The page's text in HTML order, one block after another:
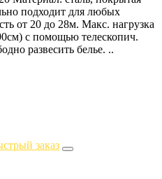
подходит для любых
от 20 до 28м. Макс. нагрузка
с помощью телескопич.
развесить белье. ..
заказ